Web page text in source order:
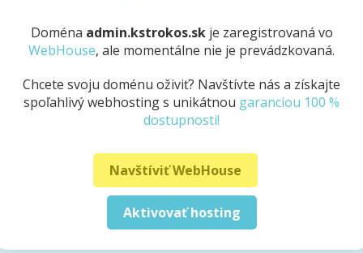
Doména admin.kstrokos.skje zaregistrovaná vo
WebHouse, ale momentálne nie je prevádzkovaná.
Chcete svoju doménu oživiť? Navštívte nás a získajte
spoľahlivý webhosting s unikátnou garanciou 100 %
dostupnosti!
Navštíviť WebHouse
Aktivovať hosting